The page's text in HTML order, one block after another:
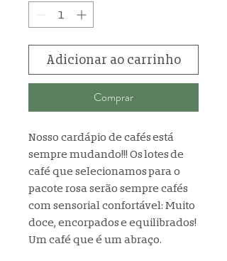
Adicionar ao carrinho
Comprar
Nosso cardápio de cafés está
sempre mudando!!! Os lotes de
café que selecionamos para o
pacote rosa serão sempre cafés
com sensorial confortável: Muito
doce, encorpados e equilibrados!
Um café que é um abraço.